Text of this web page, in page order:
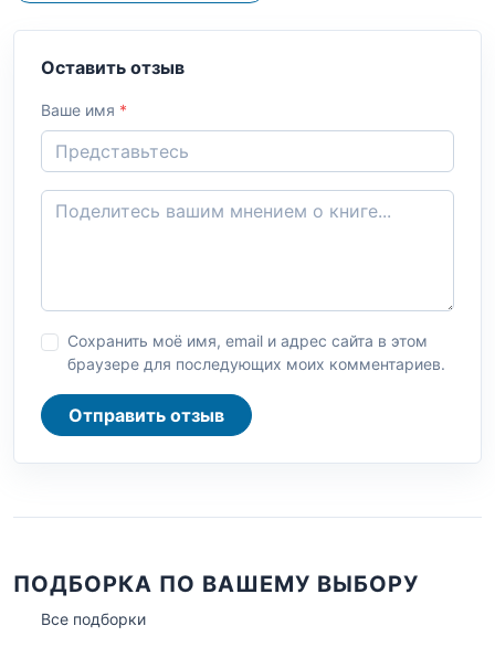
Оставить отзыв
Ваше имя *
Сохранить моё имя, email и адрес сайта в этом
браузере для последующих моих комментариев.
Отправить отзыв
ПОДБОРКА ПО ВАШЕМУ ВЫБОРУ
Все подборки